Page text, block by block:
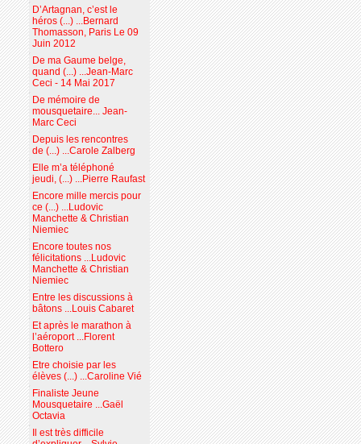
D’Artagnan, c’est le
héros (...) ...Bernard
Thomasson, Paris Le 09
Juin 2012
De ma Gaume belge,
quand (...) ...Jean-Marc
Ceci - 14 Mai 2017
De mémoire de
mousquetaire... Jean-
Marc Ceci
Depuis les rencontres
de (...) ...Carole Zalberg
Elle m’a téléphoné
jeudi, (...) ...Pierre Raufast
Encore mille mercis pour
ce (...) ...Ludovic
Manchette & Christian
Niemiec
Encore toutes nos
félicitations ...Ludovic
Manchette & Christian
Niemiec
Entre les discussions à
bâtons ...Louis Cabaret
Et après le marathon à
l’aéroport ...Florent
Bottero
Etre choisie par les
élèves (...) ...Caroline Vié
Finaliste Jeune
Mousquetaire ...Gaël
Octavia
Il est très difficile